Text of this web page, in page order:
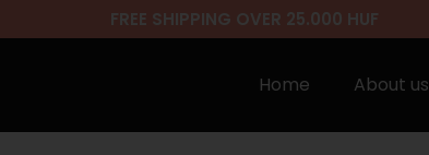
FREE SHIPPING OVER 25.000 HUF
Home About us